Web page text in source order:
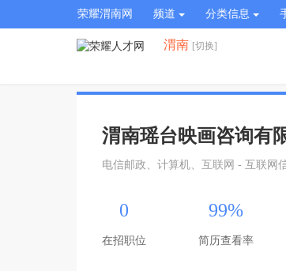
荣耀渭南网 频道 分类信息
渭南 [切换]
渭南瑶台映画咨询有
电信邮政、计算机、互联网 - 互联网
0
在招职位
99%
简历查看率